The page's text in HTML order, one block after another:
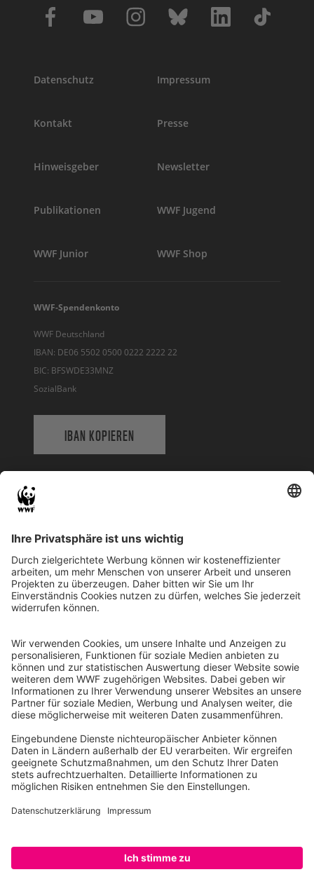
Datenschutz Impressum
Kontakt Presse
Hinweisgeber Newsletter
Publikationen WWF Jugend
WWF Junior WWF Shop
WWF-Spendenkonto
WWF Deutschland
IBAN: DE06 5502 0500 0222 2222 22
BIC: BFSWDE33MNZ
SozialBank
IBAN KOPIEREN
WWF Deutschland
Reinhardtstr. 18
10117 Berlin
Tel.: 030-311 777 700
Ihre Spende kann steuerlich geltend gemacht werden
Registriert als Stiftung WWF Deutschland, Senatsverwaltung für
Justiz Berlin, Az: 3416/976/2
Umsatzsteuer-Identifikationsnummer: DE 114236103
Freistellungsbescheid: Als gemeinnützige Körperschaft befreit
von der Körperschaftssteuer gem. §5 I 9 KStg. unter der
Steuernummer 27/641/09321
© WWF Deutschland 2026